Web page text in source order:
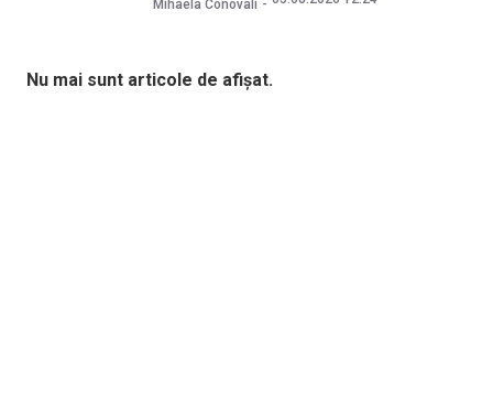
Mihaela Conovali
Nu mai sunt articole de afișat.